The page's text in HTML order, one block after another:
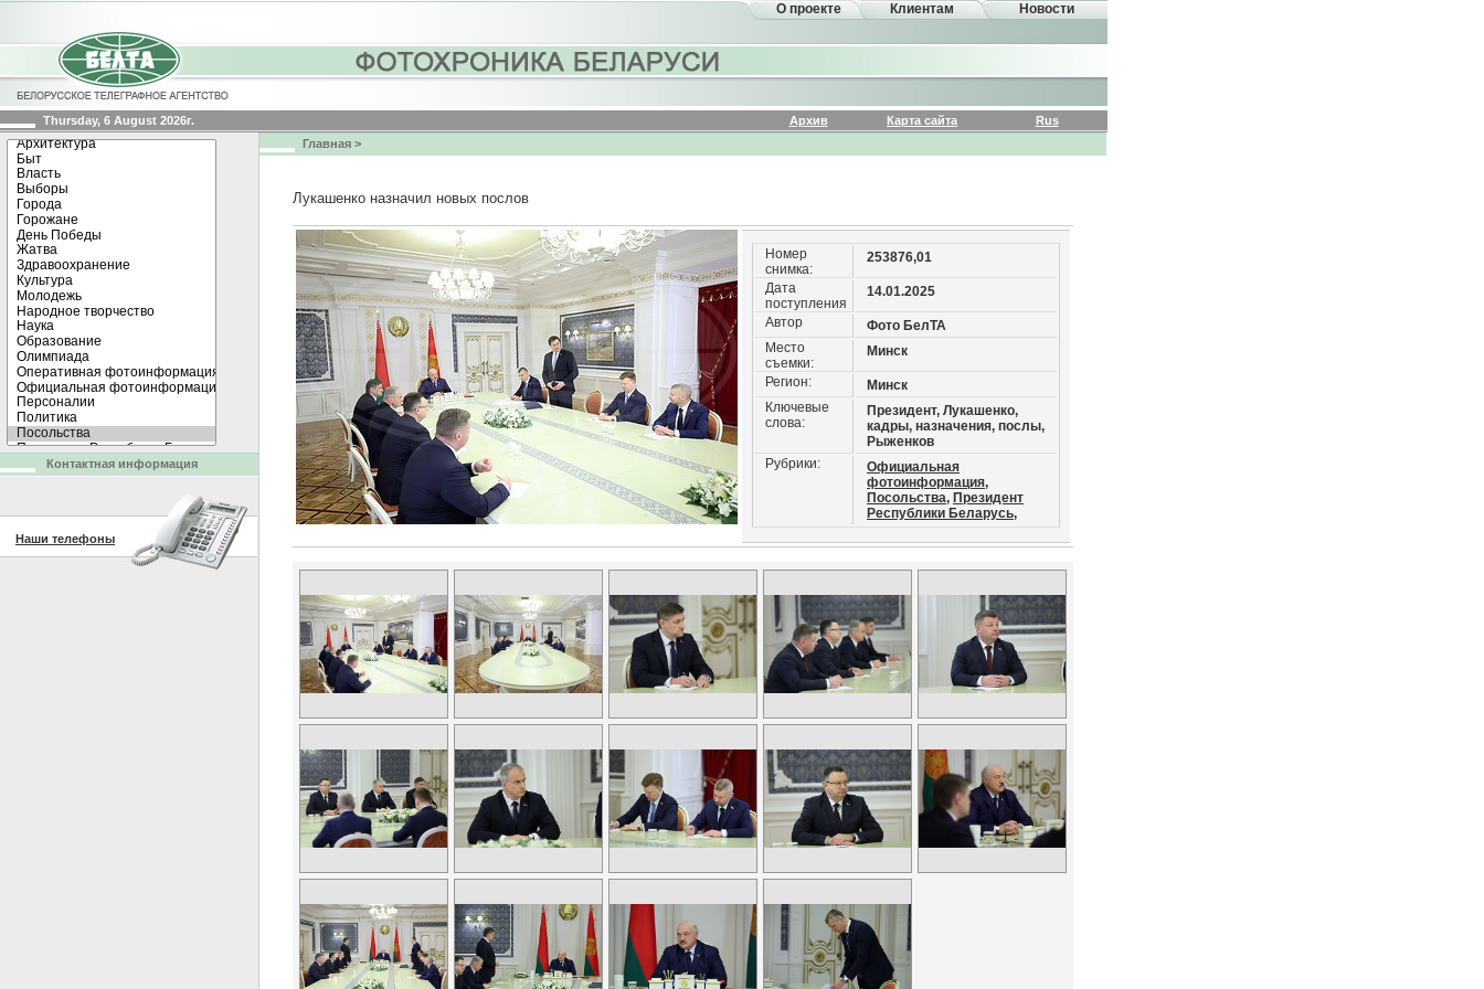
О проекте Клиентам Новости
Thursday, 6 August 2026г. Архив Карта сайта
Rus
Главная >
Лукашенко назначил новых послов
Номер
снимка:
253876,01
Дата
поступления
14.01.2025
Автор
Фото БелТА
Место
съемки:
Минск
Регион:
Минск
Ключевые
слова:
Президент, Лукашенко,
кадры, назначения, послы,
Рыженков
Рубрики:
Официальная
фотоинформация,
Посольства, Президент
Республики Беларусь,
Контактная информация
Наши телефоны